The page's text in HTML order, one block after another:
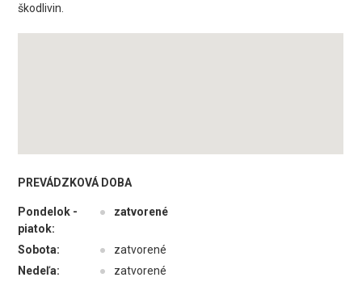
škodlivin.
PREVÁDZKOVÁ DOBA
Pondelok -
piatok:
● zatvorené
Sobota: ●
zatvorené
Nedeľa:
● zatvorené